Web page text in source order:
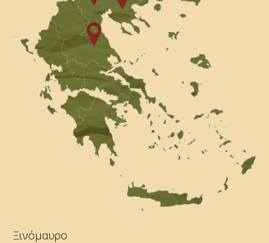
Ξινόμαυρο